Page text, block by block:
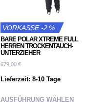
VORKASSE -2 %
BARE POLAR XTREME FULL
HERREN TROCKENTAUCH-
UNTERZIEHER
679,00 €
Lieferzeit: 8-10 Tage
AUSFÜHRUNG WÄHLEN